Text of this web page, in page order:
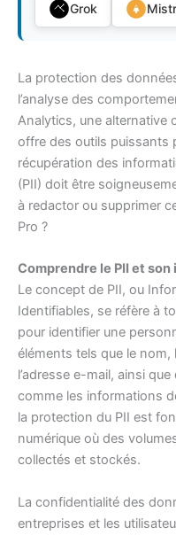
Grok
La protection des
l’analyse des
Analytics, une alternative
offre des outils puissants
récupération des
(PII) doit être
à redactor ou supprimer
Pro ?
Comprendre le PII et
Le concept de PII, ou
Identifiables, se réfère à
pour identifier une
éléments tels que le nom,
l’adresse e-mail, ainsi
comme les informations
la protection du PII est
numérique où des
collectés et stockés.
La confidentialité des
entreprises et les